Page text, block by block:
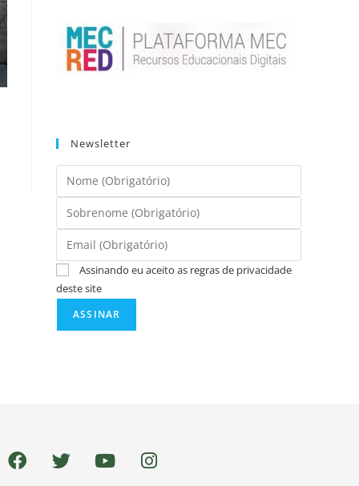
Newsletter
Assinando eu aceito as regras de privacidade
deste site